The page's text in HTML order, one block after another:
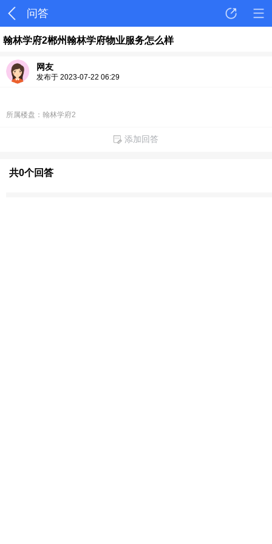
问答
翰林学府2郴州翰林学府物业服务怎么样
网友
发布于 2023-07-22 06:29
所属楼盘：翰林学府2
添加回答
共0个回答